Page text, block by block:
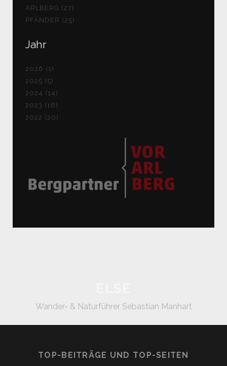
ARLBERG (27)
PFÄNDER (25)
Jahr
2026 (1)
2025 (5)
2024 (14)
2023 (16)
2022 (20)
Wander- & Naturführer Sebastian Manhart
TOP-BEITRÄGE UND TOP-SEITEN